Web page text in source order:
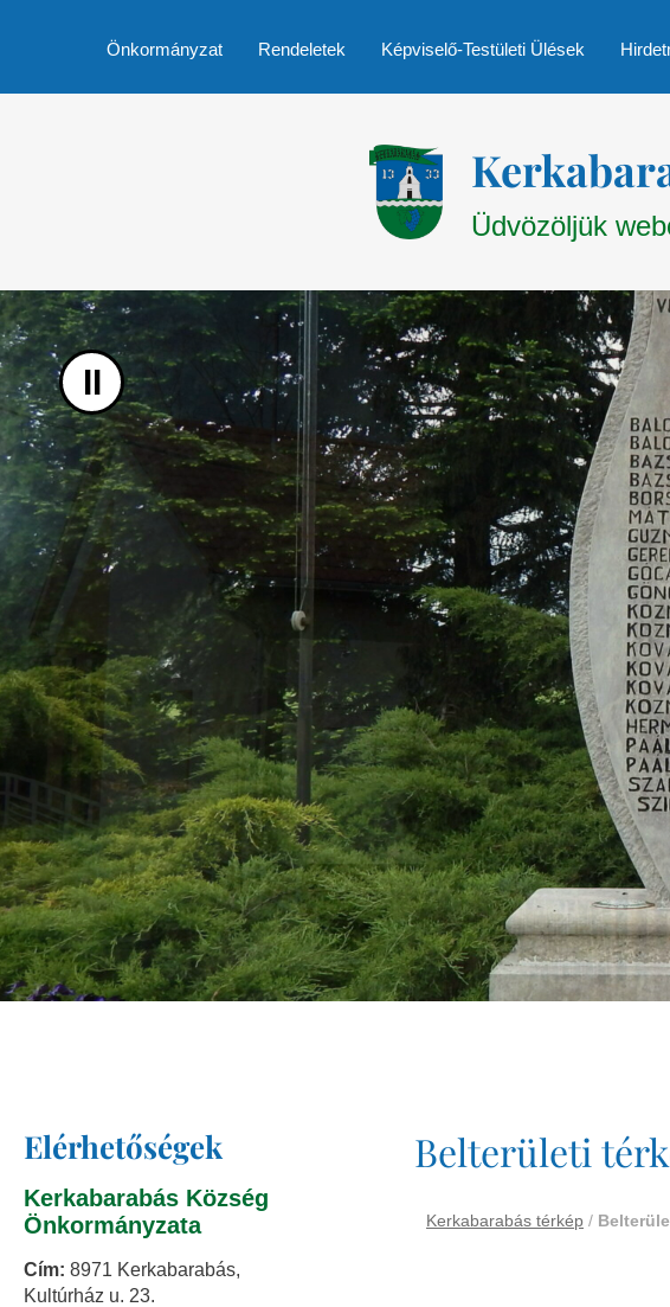
Önkormányzat Rendeletek Képviselő-Testületi Ülések
Üdvözöljük
II
Elérhetőségek
Kerkabarabás Község
Önkormányzata
Cím: 8971 Kerkabarabás,
Kultúrház u. 23.
Belterületi
Kerkabarabás térkép /